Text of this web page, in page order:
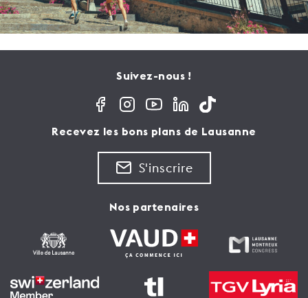
Suivez-nous !
Recevez les bons plans de Lausanne
S'inscrire
Nos partenaires